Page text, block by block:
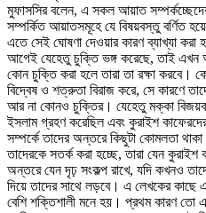
মুফাসসির বলেন, এ সকল আয়াত
সম্পর্কিত আয়াতসমূহে যে বিষয়বস্তু
এতে সেই ঘোষণা দেওয়ার কারণ ব্যাখ্যা
আগেই যেহেতু চুক্তি ভঙ্গ করেছে, তাই এখন
কোন চুক্তি করা হলে তারা তা রক্ষা করবে।
বিদ্বেষ ও শত্রুতা বিরাজ করে, সে কারণে
আর না কোনও চুক্তির। যেহেতু মক্কা
ইসলাম গ্রহণ করেছিল এবং কুরাইশ
সম্পর্কে তাদের অন্তরে কিছুটা কোমলতা
তাদেরকে সতর্ক করা হচ্ছে, তারা যেন
অন্তরে যেন দৃঢ় সংকল্প রাখে, যদি কখনও
দিয়ে তাদের সাথে লড়বে। এ লেখকের কাছে
বেশি শক্তিশালী মনে হয়। প্রথম কারণ তো